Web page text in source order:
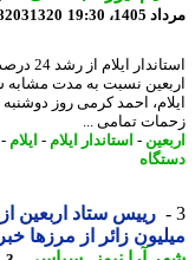
19:30
82031320
استاندار ایلام
نسبت به مدت مشابه سال
احمد کرمی روز دوشنبه در
تمامی ...
-استاندار ایلام -ایلام -
زائر از مرزها خبرداد